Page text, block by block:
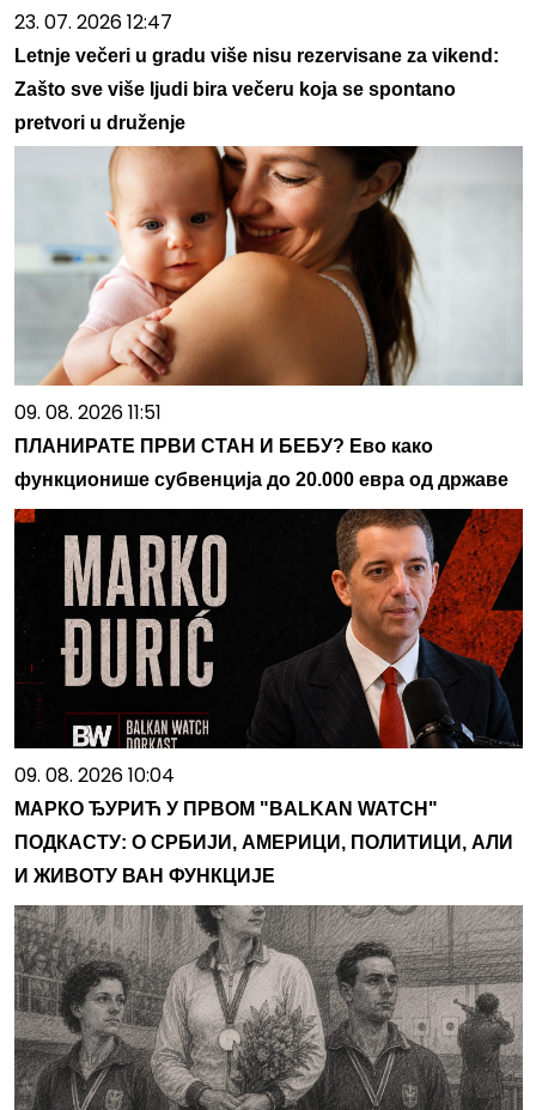
23. 07. 2026 12:47
Letnje večeri u gradu više nisu rezervisane za vikend:
Zašto sve više ljudi bira večeru koja se spontano
pretvori u druženje
09. 08. 2026 11:51
ПЛАНИРАТЕ ПРВИ СТАН И БЕБУ? Ево како
функционише субвенција до 20.000 евра од државе
09. 08. 2026 10:04
МАРКО ЂУРИЋ У ПРВОМ "BALKAN WATCH"
ПОДКАСТУ: О СРБИЈИ, АМЕРИЦИ, ПОЛИТИЦИ, АЛИ
И ЖИВОТУ ВАН ФУНКЦИЈЕ